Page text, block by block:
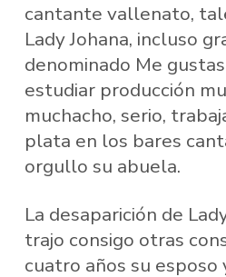
cantante vallenato,
Lady Johana, incluso
denominado Me
estudiar producción
muchacho, serio,
plata en los bares
orgullo su abuela.
La desaparición de
trajo consigo otras
cuatro años su esposo